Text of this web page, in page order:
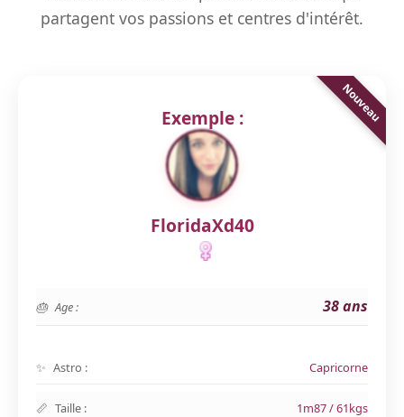
partagent vos passions et centres d'intérêt.
Exemple :
FloridaXd40
Age : 38 ans
Astro : Capricorne
Taille : 1m87 / 61kgs